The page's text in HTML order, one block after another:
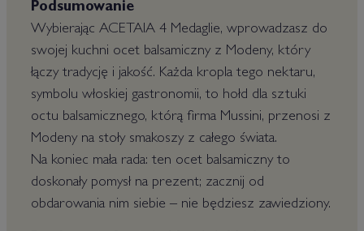
Podsumowanie
Wybierając ACETAIA 4 Medaglie, wprowadzasz do
swojej kuchni ocet balsamiczny z Modeny, który
łączy tradycję i jakość. Każda kropla tego nektaru,
symbolu włoskiej gastronomii, to hołd dla sztuki
octu balsamicznego, którą firma Mussini, przenosi z
Modeny na stoły smakoszy z całego świata.
Na koniec mała rada: ten ocet balsamiczny to
doskonały pomysł na prezent; zacznij od
obdarowania nim siebie – nie będziesz zawiedziony.